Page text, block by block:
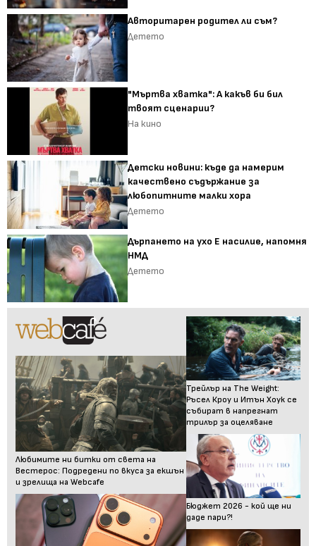
Авторитарен родител ли съм?
Детето
"Мъртва хватка": А какъв би бил
твоят сценарии?
На кино
Детски новини: къде да намерим
качествено съдържание за
любопитните малки хора
Детето
Дърпането на ухо Е насилие, напомня
НМД
Детето
Любимите ни битки от света на
Вестерос: Подредени по вкуса за екшън
и зрелища на Webcafe
Трейлър на The Weight:
Ръсел Кроу и Итън Хоук се
събират в напрегнат
трилър за оцеляване
Бюджет 2026 - кой ще ни
даде пари?!